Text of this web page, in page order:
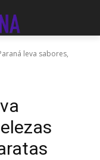
leva sabores,